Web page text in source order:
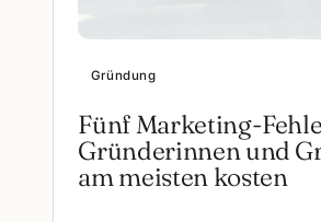
Gründung
Fünf Marketing-
Gründerinnen und
am meisten kosten